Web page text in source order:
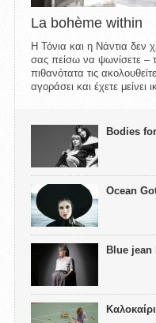
La bohème within
Η Τόνια και η Νάντια δεν
σας πείσω να ψωνίσετε –
πιθανότατα τις
αγοράσει και έχετε μείνει
Bodies
Ocean
Blue jean